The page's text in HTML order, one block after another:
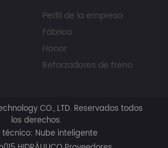
Perfil de la empresa
Fábrica
Honor
Reforzadores de freno
CO., LTD. Reservados todos
los derechos.
técnico: Nube inteligente